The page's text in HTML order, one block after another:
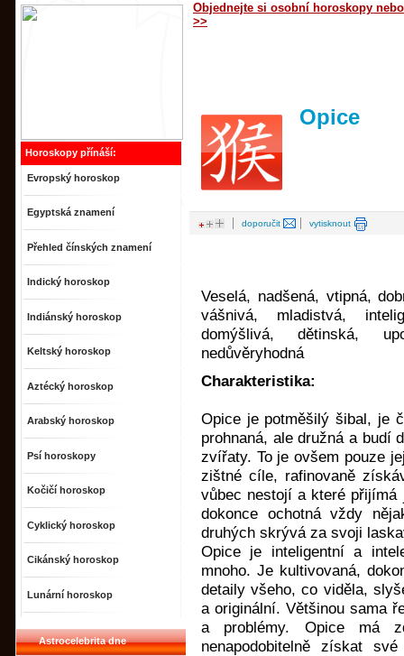
Horoskopy přínáší:
Evropský horoskop
Egyptská znamení
Přehled čínských znamení
Indický horoskop
Indiánský horoskop
Keltský horoskop
Aztécký horoskop
Arabský horoskop
Psí horoskopy
Kočičí horoskop
Cyklický horoskop
Cikánský horoskop
Lunární horoskop
Astrocelebrita dne
Objednejte si osobní horoskopy
>>
Opice
| doporučit | vytisknout
Veselá, nadšená, vtipná,
vášnivá, mladistvá,
domýšlivá, dětinská,
nedůvěryhodná
Charakteristika:
Opice je potměšilý šibal, je
prohnaná, ale družná a budí
zvířaty. To je ovšem pouze
zištné cíle, rafinovaně
vůbec nestojí a které
dokonce ochotná vždy
druhých skrývá za svoji
Opice je inteligentní a
mnoho. Je kultivovaná,
detaily všeho, co viděla,
a originální. Většinou sama
a problémy. Opice má
nenapodobitelně získat